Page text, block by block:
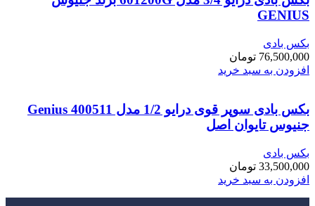
GENIUS
بکس بادی
76,500,000 تومان
افزودن به سبد خرید
بکس بادی سوپر قوی درایو 1/2 مدل Genius 400511
جنیوس تایوان اصل
بکس بادی
33,500,000 تومان
افزودن به سبد خرید